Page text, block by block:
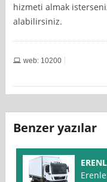
hizmeti almak
alabilirsiniz.
web: 10200
Benzer yazılar